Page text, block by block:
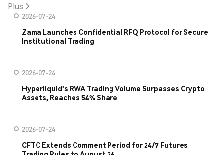
Plus
2026-07-24
Zama Launches Confidential RFQ Protocol for Secure
Institutional Trading
2026-07-24
Hyperliquid's RWA Trading Volume Surpasses Crypto
Assets, Reaches 54% Share
2026-07-24
CFTC Extends Comment Period for 24/7 Futures